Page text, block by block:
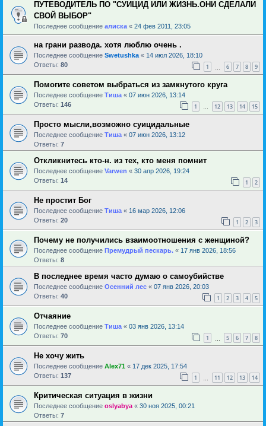
ПУТЕВОДИТЕЛЬ ПО "СУИЦИД ИЛИ ЖИЗНЬ.ОНИ СДЕЛАЛИ
СВОЙ ВЫБОР"
Последнее сообщение алиска « 24 фев 2011, 23:05
на грани развода. хотя люблю очень .
Последнее сообщение Swetushka « 14 июл 2026, 18:10
Ответы: 80 1 6 7 8 9
Помогите советом выбраться из замкнутого круга
Последнее сообщение Тиша « 07 июн 2026, 13:14
Ответы: 146 1 12 13 14 15
Просто мысли,возможно суицидальные
Последнее сообщение Тиша « 07 июн 2026, 13:12
Ответы: 7
Откликнитесь кто-н. из тех, кто меня помнит
Последнее сообщение Varwen « 30 апр 2026, 19:24
Ответы: 14 1 2
Не простит Бог
Последнее сообщение Тиша « 16 мар 2026, 12:06
Ответы: 20 1 2 3
Почему не получились взаимоотношения с женщиной?
Последнее сообщение Премудрый пескарь. « 17 янв 2026, 18:56
Ответы: 8
В последнее время часто думаю о самоубийстве
Последнее сообщение Осенний лес « 07 янв 2026, 20:03
Ответы: 40 1 2 3 4 5
Отчаяние
Последнее сообщение Тиша « 03 янв 2026, 13:14
Ответы: 70 1 5 6 7 8
Не хочу жить
Последнее сообщение Alex71 « 17 дек 2025, 17:54
Ответы: 137 1 11 12 13 14
Критическая ситуация в жизни
Последнее сообщение oslyabya « 30 ноя 2025, 00:21
Ответы: 7